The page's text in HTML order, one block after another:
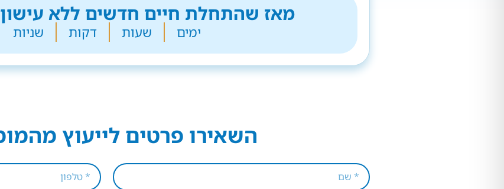
מאז שהתחלת חיים חדשים ללא
ימים שעות דקות שניות
השאירו פרטים לייעוץ